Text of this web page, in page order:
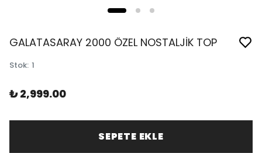
GALATASARAY 2000 ÖZEL NOSTALJİK TOP
Stok: 1
₺ 2,999.00
SEPETE EKLE